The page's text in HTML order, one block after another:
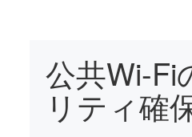
公共Wi-Fi
リティ確